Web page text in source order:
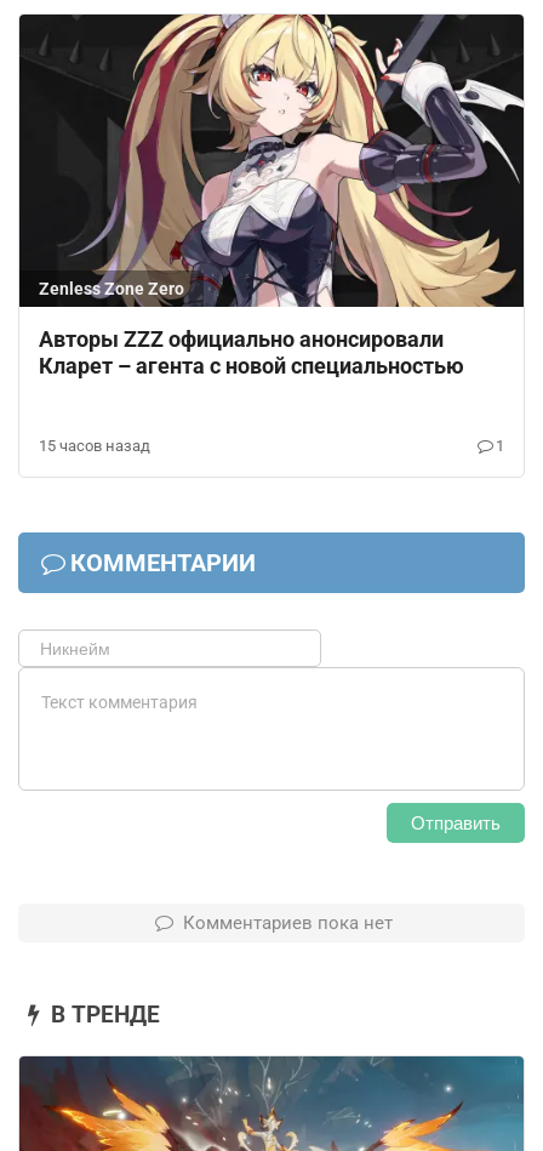
Zenless Zone Zero
Авторы ZZZ официально анонсировали
Кларет – агента с новой специальностью
15 часов назад 1
КОММЕНТАРИИ
Отправить
Комментариев пока нет
В ТРЕНДЕ